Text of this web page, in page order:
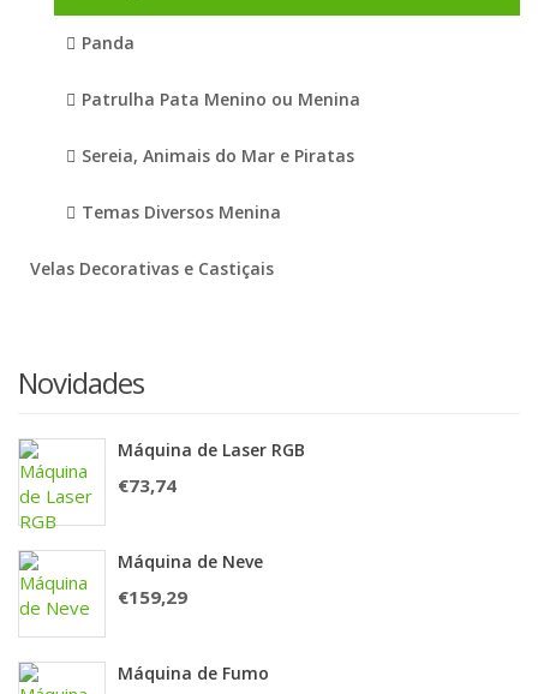
Panda
Patrulha Pata Menino ou Menina
Sereia, Animais do Mar e Piratas
Temas Diversos Menina
Velas Decorativas e Castiçais
Novidades
Máquina de Laser RGB
€73,74
Máquina de Neve
€159,29
Máquina de Fumo